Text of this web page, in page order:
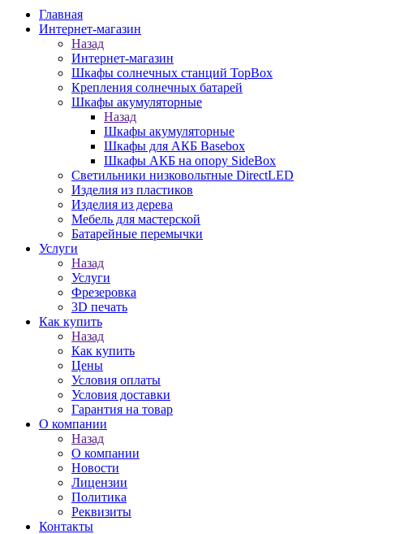
Главная
Интернет-магазин
Назад
Интернет-магазин
Шкафы солнечных станций TopBox
Крепления солнечных батарей
Шкафы акумуляторные
Назад
Шкафы акумуляторные
Шкафы для АКБ Basebox
Шкафы АКБ на опору SideBox
Светильники низковольтные DirectLED
Изделия из пластиков
Изделия из дерева
Мебель для мастерской
Батарейные перемычки
Услуги
Назад
Услуги
Фрезеровка
3D печать
Как купить
Назад
Как купить
Цены
Условия оплаты
Условия доставки
Гарантия на товар
О компании
Назад
О компании
Новости
Лицензии
Политика
Реквизиты
Контакты